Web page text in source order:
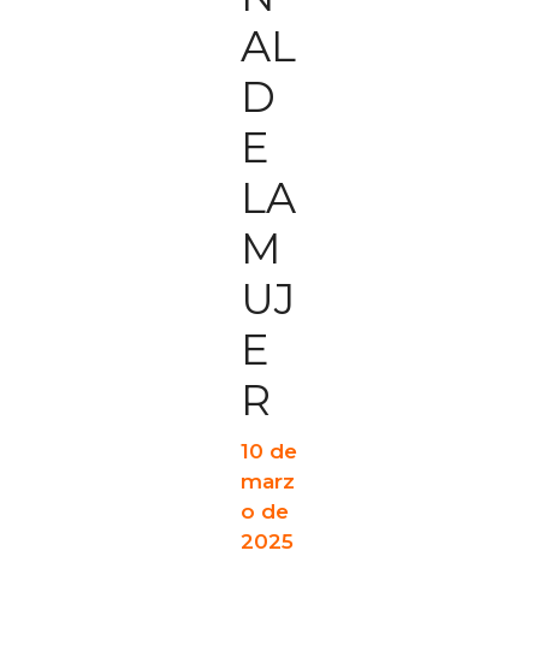
AL
D
E
LA
M
UJ
E
R
10 de
marz
o de
2025